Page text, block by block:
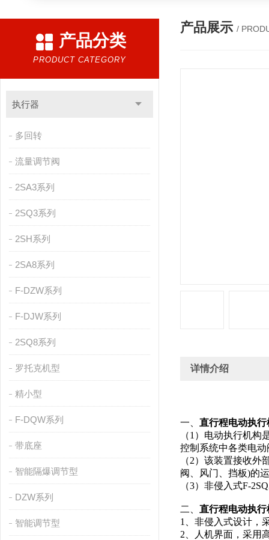
产品分类
PRODUCT CATEGORY
执行器
多回转
流量调节阀
2SA3系列
2SQ3系列
2SH系列
2SA8系列
F-DZW系列
F-DJW系列
2SQ8系列
罗托克机型
精小型
F-DQW系列
带底座
智能隔爆调节型
DZW系列
智能调节型
产品展示 /
详情介绍
一、 直行程电动执行
（1）电动执行机
控制系统中各类电
（2）该装置接收
阀、风门、挡板)的
（3）非侵入式F-
二、 直行程电动执行
1、非侵入式设计，
2、人机界面，采用